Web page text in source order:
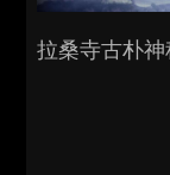
拉桑寺古朴